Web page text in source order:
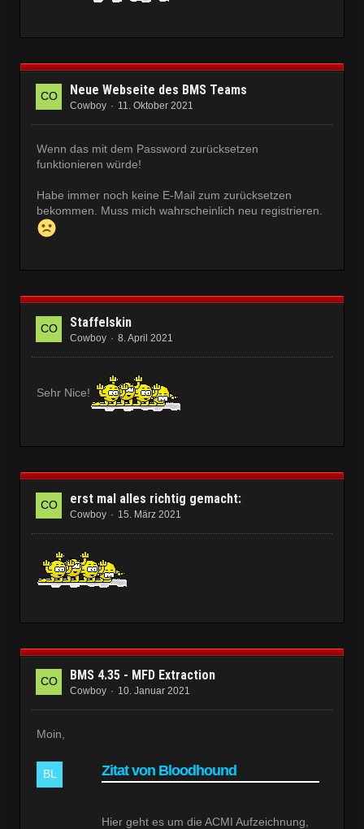
Neue Webseite des BMS Teams
Cowboy 11. Oktober 2021
Wenn das mit dem Password zurücksetzen
funktionieren würde!
Habe immer noch keine E-Mail zum zurücksetzen
bekommen. Muss mich wahrscheinlich neu registrieren.
Staffelskin
Cowboy 8. April 2021
Sehr Nice!
erst mal alles richtig gemacht:
Cowboy 15. März 2021
BMS 4.35 - MFD Extraction
Cowboy 10. Januar 2021
Moin,
Zitat von Bloodhound
Hier geht es um die ACMI Aufzeichnung,